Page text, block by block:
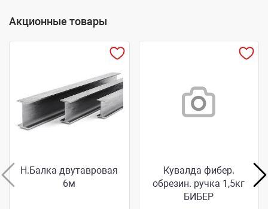
Акционные товары
Н.Балка двутавровая
6м
Кувалда фибер.
обрезин. ручка 1,5кг
БИБЕР